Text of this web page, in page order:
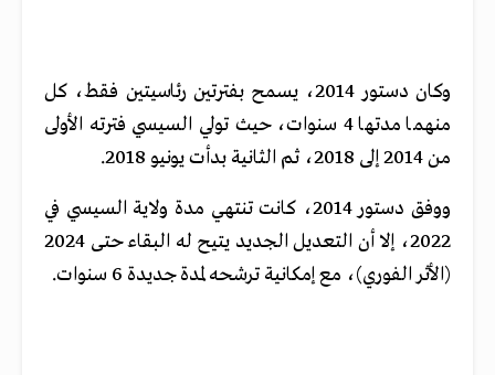
وكان دستور 2014، يسمح بفترتين رئاسيتين فقط، كل
منهما مدتها 4 سنوات، حيث تولي السيسي فترته الأولى
من 2014 إلى 2018، ثم الثانية بدأت يونيو 2018.
ووفق دستور 2014، كانت تنتهي مدة ولاية السيسي في
2022، إلا أن التعديل الجديد يتيح له البقاء حتى 2024
(الأثر الفوري)، مع إمكانية ترشحه لمدة جديدة 6 سنوات.